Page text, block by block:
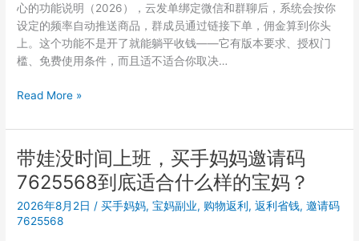
心的功能说明（2026），云发单绑定微信和群聊后，系统会按你
设定的频率自动推送商品，群成员通过链接下单，佣金算到你头
上。这个功能不是开了就能躺平收钱——它有版本要求、授权门
槛、免费使用条件，而且适不适合你取决…
买
妈
妈
云
发
单
和
Read More »
带娃没时间上班，买手妈妈邀请码
7625568到底适合什么样的宝妈？
2026年8月2日 /买手妈妈,宝妈副业, 购物返利,返利省钱,邀请码
7625568